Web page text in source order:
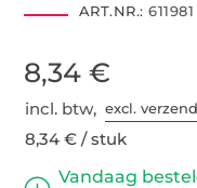
ART.NR.: 611981
8,34 €
incl. btw,excl.
8,34 € / stuk
Vandaag